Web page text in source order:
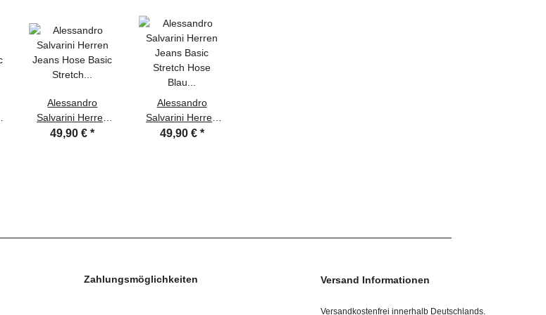
Alessandro
Salvarini Herren
Jeans Hose Basic
49,90 €*
Alessandro
Salvarini Herren
Jeans Basic
49,90 € *
Zahlungsmöglichkeiten Versand Informationen
Versandkostenfrei innerhalb Deutschlands.